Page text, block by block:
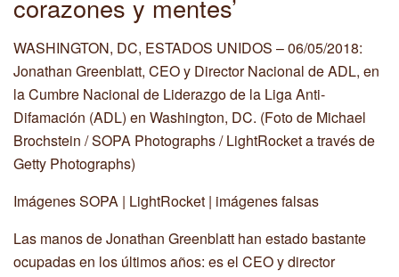
corazones y mentes’
WASHINGTON, DC, ESTADOS UNIDOS – 06/05/2018:
Jonathan Greenblatt, CEO y Director Nacional de ADL, en
la Cumbre Nacional de Liderazgo de la Liga Anti-
Difamación (ADL) en Washington, DC. (Foto de Michael
Brochstein / SOPA Photographs / LightRocket a través de
Getty Photographs)
Imágenes SOPA | LightRocket | imágenes falsas
Las manos de Jonathan Greenblatt han estado bastante
ocupadas en los últimos años: es el CEO y director